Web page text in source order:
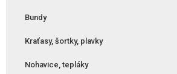
Bundy
Kraťasy, šortky, plavky
Nohavice, tepláky